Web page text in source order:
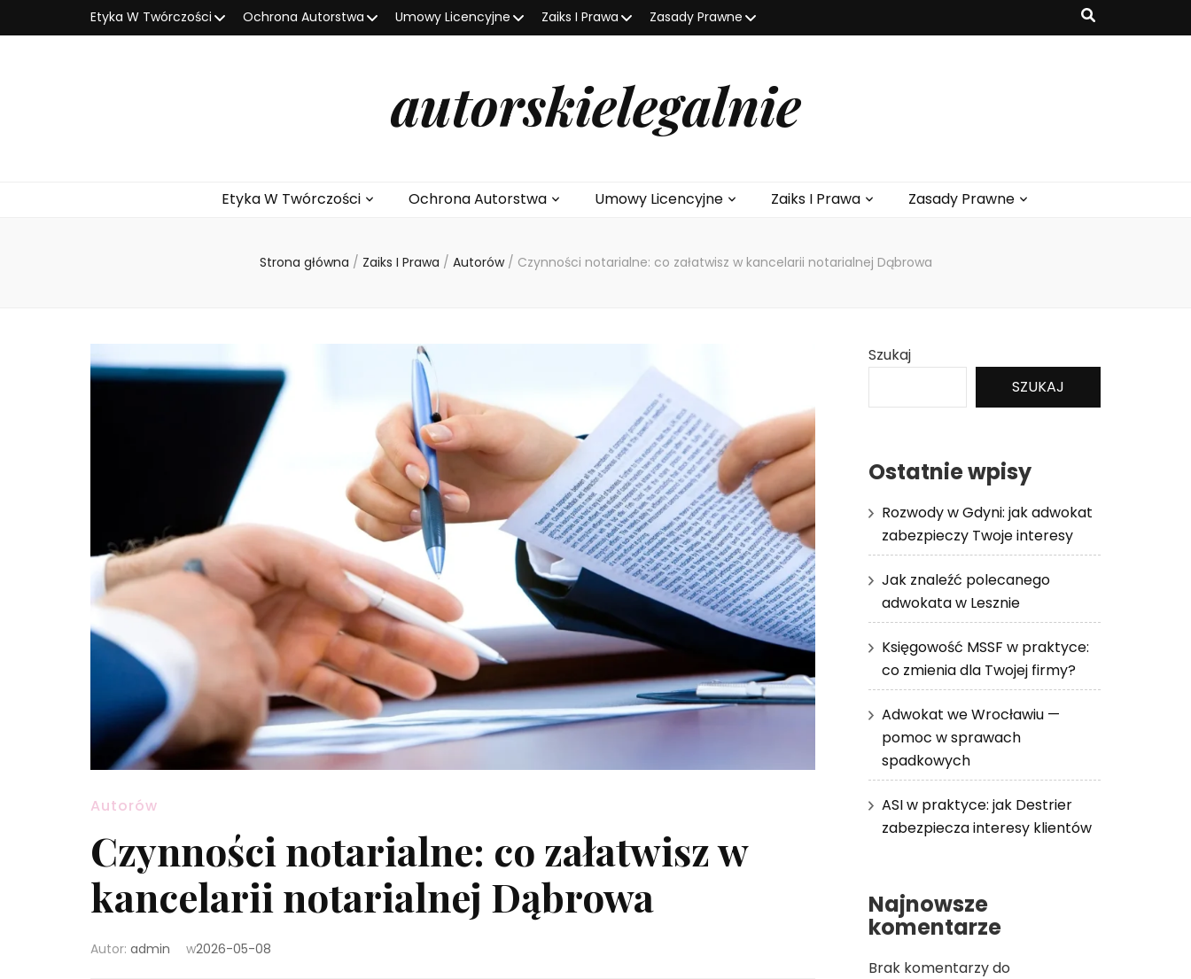
Etyka W Twórczości Ochrona Autorstwa Umowy Licencyjne Zaiks I Prawa Zasady Prawne
autorskielegalnie
Etyka W Twórczości Ochrona Autorstwa Umowy Licencyjne Zaiks I Prawa Zasady Prawne
Strona główna / Zaiks I Prawa / Autorów / Czynności notarialne: co załatwisz w kancelarii notarialnej Dąbrowa
Autorów
Czynności notarialne: co załatwisz w
kancelarii notarialnej Dąbrowa
Autor: admin w2026-05-08
Szukaj
SZUKAJ
Ostatnie wpisy
Rozwody w Gdyni: jak adwokat
zabezpieczy Twoje interesy
Jak znaleźć polecanego
adwokata w Lesznie
Księgowość MSSF w praktyce:
co zmienia dla Twojej firmy?
Adwokat we Wrocławiu —
pomoc w sprawach
spadkowych
ASI w praktyce: jak Destrier
zabezpiecza interesy klientów
Najnowsze
komentarze
Brak komentarzy do